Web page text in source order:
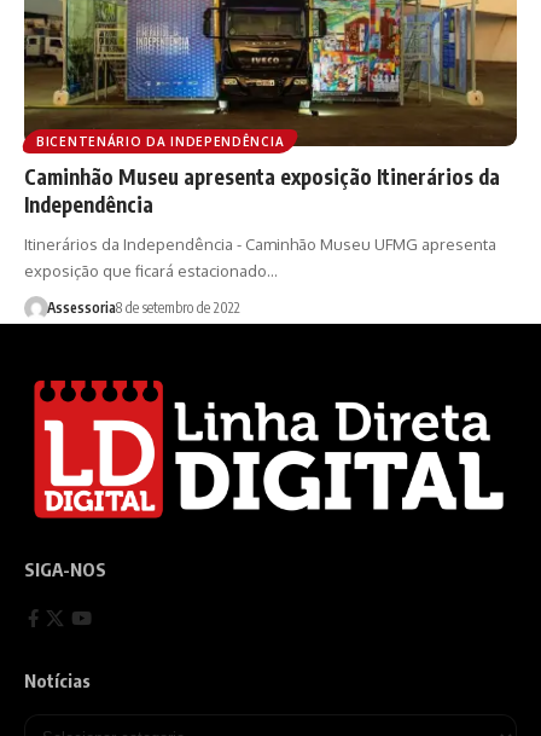
BICENTENÁRIO DA INDEPENDÊNCIA
Caminhão Museu apresenta exposição Itinerários da
Independência
Itinerários da Independência - Caminhão Museu UFMG apresenta
exposição que ficará estacionado…
Assessoria8 de setembro de 2022
SIGA-NOS
Notícias